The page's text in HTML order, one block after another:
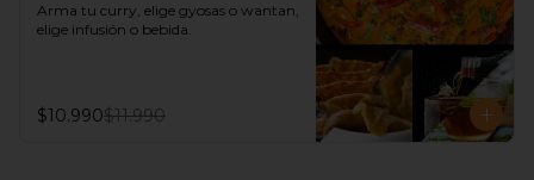
Arma tu curry, elige gyosas o wantan,
elige infusión o bebida.
$10.990$11.990